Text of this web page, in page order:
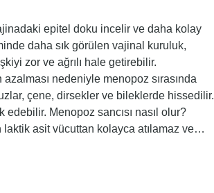
epitel doku incelir ve daha kolay
daha sık görülen vajinal kuruluk,
zor ve ağrılı hale getirebilir.
nedeniyle menopoz sırasında
çene, dirsekler ve bileklerde hissedilir.
Menopoz sancısı nasıl olur?
laktik asit vücuttan kolayca atılamaz ve…